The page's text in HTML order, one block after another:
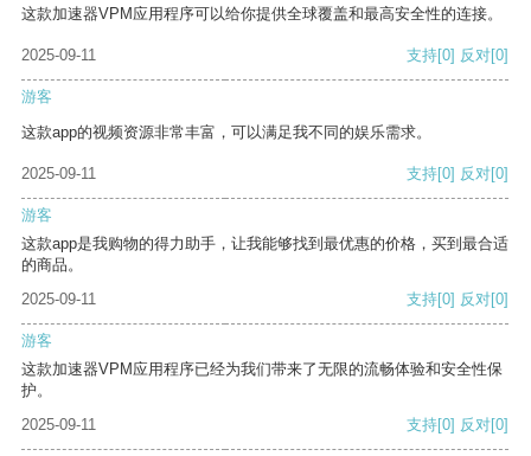
这款加速器VPM应用程序可以给你提供全球覆盖和最高安全性的连接。
2025-09-11 支持[0] 反对[0]
游客
这款app的视频资源非常丰富，可以满足我不同的娱乐需求。
2025-09-11 支持[0] 反对[0]
游客
这款app是我购物的得力助手，让我能够找到最优惠的价格，买到最合适
的商品。
2025-09-11
支持[0] 反对[0]
游客
这款加速器VPM应用程序已经为我们带来了无限的流畅体验和安全性保
护。
2025-09-11
支持[0] 反对[0]